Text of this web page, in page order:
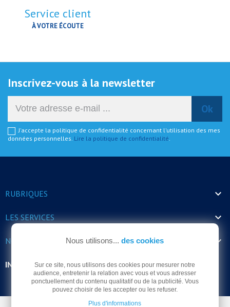
Service client
À VOTRE ÉCOUTE
Inscrivez-vous à la newsletter
J'accepte la politique de confidentialité concernant l'utilisation des mes
données personnelles. Lire la politique de confidentialité
RUBRIQUES 
LES SERVICES 
NOS HORAIRES 
INFORMATIONS
Nous utilisons... des cookies
Sur ce site, nous utilisons des cookies pour mesurer notre
audience, entretenir la relation avec vous et vous adresser
ponctuellement du contenu qualitatif ou de la publicité. Vous
pouvez choisir de les accepter ou les refuser.
Plus d'informations